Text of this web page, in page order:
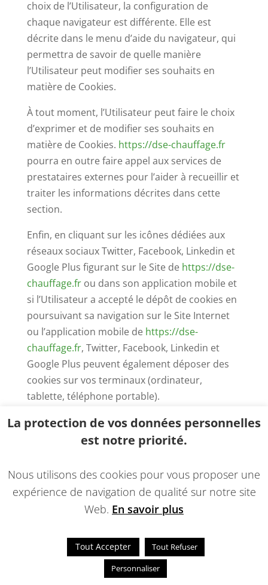
choix de l’Utilisateur, la configuration de
chaque navigateur est différente. Elle est
décrite dans le menu d’aide du navigateur, qui
permettra de savoir de quelle manière
l’Utilisateur peut modifier ses souhaits en
matière de Cookies.
À tout moment, l’Utilisateur peut faire le choix
d’exprimer et de modifier ses souhaits en
matière de Cookies. https://dse-chauffage.fr
pourra en outre faire appel aux services de
prestataires externes pour l’aider à recueillir et
traiter les informations décrites dans cette
section.
Enfin, en cliquant sur les icônes dédiées aux
réseaux sociaux Twitter, Facebook, Linkedin et
Google Plus figurant sur le Site de https://dse-
chauffage.frou dans son application mobile et
si l’Utilisateur a accepté le dépôt de cookies en
poursuivant sa navigation sur le Site Internet
ou l’application mobile de https://dse-
chauffage.fr, Twitter, Facebook, Linkedin et
Google Plus peuvent également déposer des
cookies sur vos terminaux (ordinateur,
tablette, téléphone portable).
Ces types de cookies ne sont déposés sur vos
terminaux qu’à condition que vous y
le Site Internet ou l’application mobile de
https://dse-chauffage.fr
. À tout moment,
l’Utilisateur peut néanmoins revenir sur son
consentement à ce quehttps://dse-
chauffage.frdépose ce type de cookies.
Article 9.2. BALISES (« TAGS ») INTERNET
La protection de vos données personnelles
est notre priorité.
Nous utilisons des cookies pour vous proposer une
expérience de navigation de qualité sur notre site
Web. En savoir plus
Tout Accepter
Tout Refuser
Personnaliser